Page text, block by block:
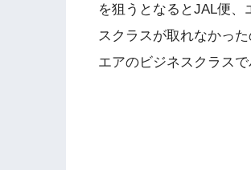
を狙うとなるとJAL便
スクラスが取れなかっ
エアのビジネスクラス